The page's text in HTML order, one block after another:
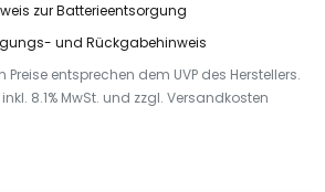
zur Batterieentsorgung
und Rückgabehinweis
entsprechen dem UVP des Herstellers.
inkl. 8.1% MwSt. und zzgl. Versandkosten